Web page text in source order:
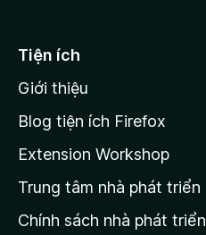
ế
t
r
n
g
c
Tiện ích
Giới thiệu
Blog tiện ích Firefox
Extension Workshop
Trung tâm nhà phát triển
Chính sách nhà phát triển